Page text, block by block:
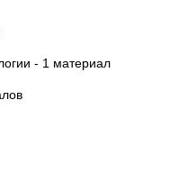
- 1 материал